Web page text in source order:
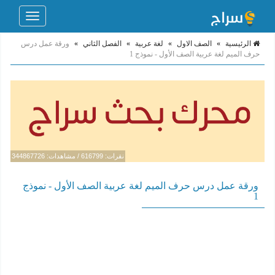
Toggle
الرئيسية » الصف الاول » لغة عربية » الفصل الثاني »
ورقة عمل درس
حرف الميم لغة عربية الصف الأول - نموذج 1
نقرات: 616799 / مشاهدات: 344867726
ورقة عمل درس حرف الميم لغة عربية الصف الأول - نموذج
1